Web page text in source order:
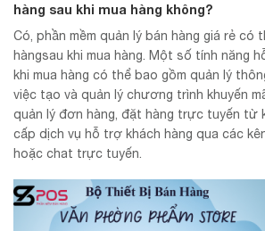
hàng sau khi mua hàng không?
Có, phần mềm quản lý bán hàng giá rẻ có
hàngsau khi mua hàng. Một số tính năng
khi mua hàng có thể bao gồm quản lý
việc tạo và quản lý chương trình khuyến
quản lý đơn hàng, đặt hàng trực tuyến từ
cấp dịch vụ hỗ trợ khách hàng qua các
hoặc chat trực tuyến.